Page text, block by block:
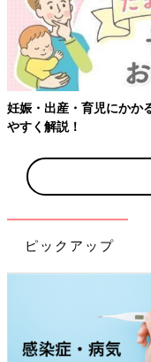
妊娠・出産・育児にかか
やすく解説！
ピックアップ